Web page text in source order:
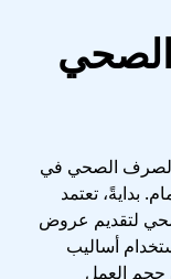
الصرف الصحي في
بدايةً، تعتمد
لتقديم عروض
أساليب
حجم العمل